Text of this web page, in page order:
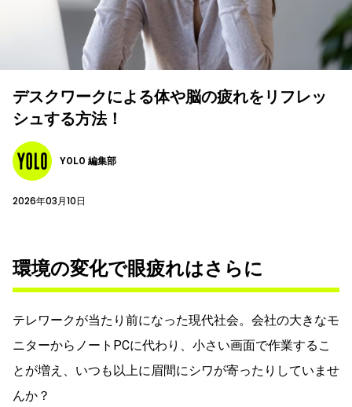
デスクワークによる体や脳の疲れをリフレッ
シュする方法！
YOLO 編集部
2026年03月10日
環境の変化で眼疲れはさらに
テレワークが当たり前になった現代社会。 会社の大きなモ
ニターからノートPCに代わり、小さい画面で作業するこ
とが増え、いつも以上に眉間にシワが寄ったりしていませ
んか？